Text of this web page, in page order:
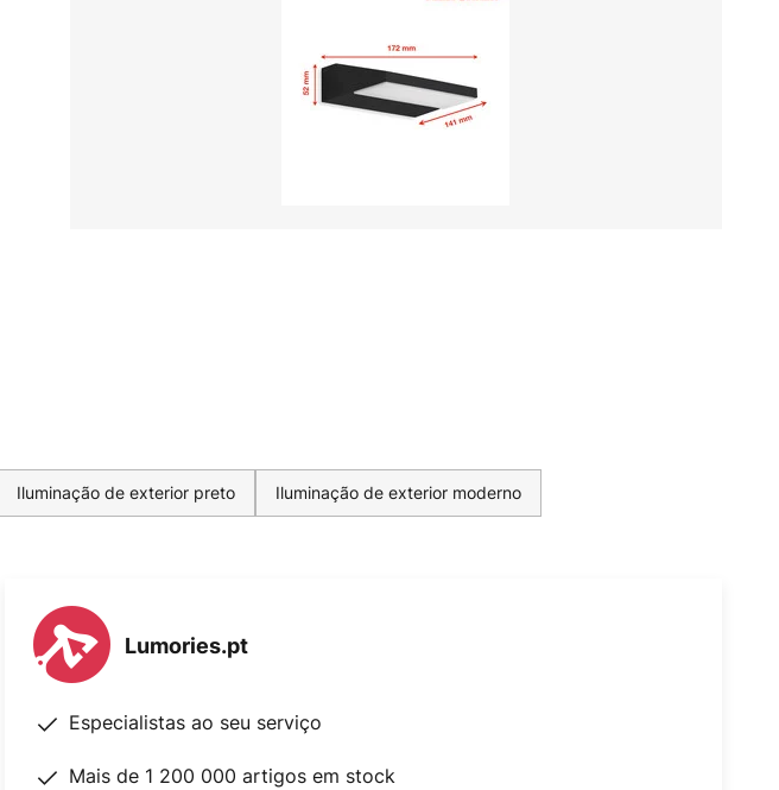
Iluminação de exterior preto Iluminação de exterior moderno
Lumories.pt
Especialistas ao seu serviço
Mais de 1 200 000 artigos em stock